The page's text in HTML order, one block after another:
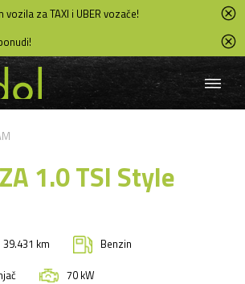
za TAXI i UBER vozače!
1.0 TSI Style
39.431 km
Benzin
70 kW